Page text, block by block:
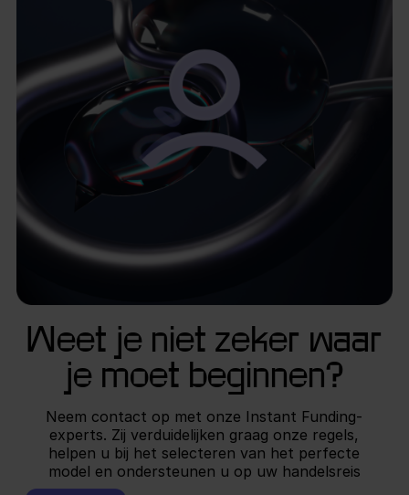
Weet je niet zeker waar
je moet beginnen?
Neem contact op met onze Instant Funding-
experts. Zij verduidelijken graag onze regels,
helpen u bij het selecteren van het perfecte
model en ondersteunen u op uw handelsreis